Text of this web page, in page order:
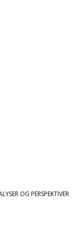
OG PERSPEKTIVER